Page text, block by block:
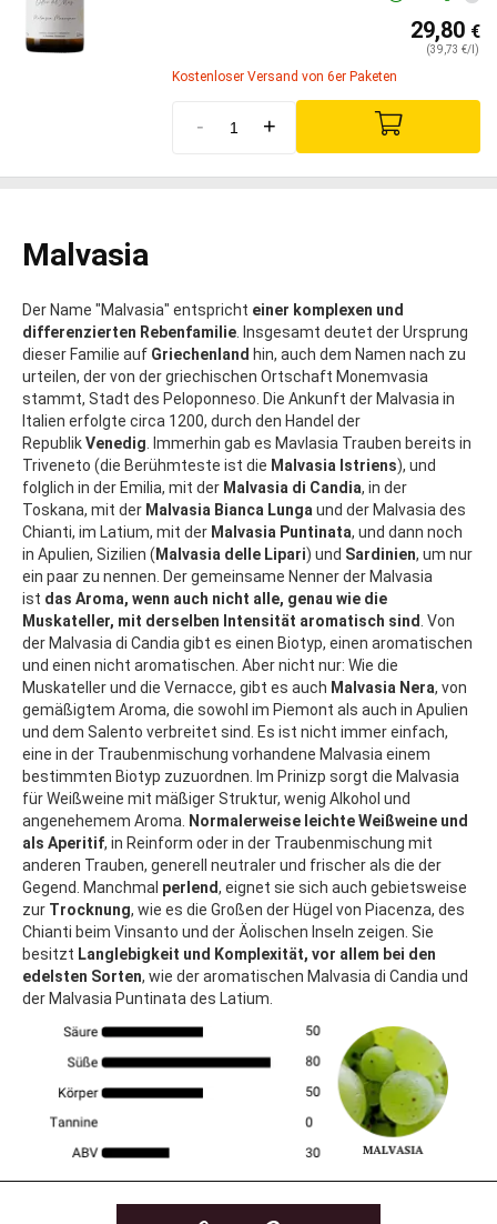
29,80 €
(39,73 €/l)
Kostenloser Versand von 6er Paketen
- +
Malvasia
Der Name "Malvasia" entspricht einer komplexen und
differenzierten Rebenfamilie . Insgesamt deutet der Ursprung
dieser Familie auf Griechenland hin, auch dem Namen nach zu
urteilen, der von der griechischen Ortschaft Monemvasia
stammt, Stadt des Peloponneso. Die Ankunft der Malvasia in
Italien erfolgte circa 1200, durch den Handel der
RepublikVenedig . Immerhin gab es Mavlasia Trauben bereits in
Triveneto (die Berühmteste ist die Malvasia Istriens), und
folglich in der Emilia, mit der Malvasia di Candia, in der
Toskana, mit der Malvasia Bianca Lunga und der Malvasia des
Chianti, im Latium, mit der Malvasia Puntinata, und dann noch
in Apulien, Sizilien ( Malvasia delle Lipari) und Sardinien, um nur
ein paar zu nennen. Der gemeinsame Nenner der Malvasia
ist das Aroma, wenn auch nicht alle, genau wie die
Muskateller, mit derselben Intensität aromatisch sind . Von
der Malvasia di Candia gibt es einen Biotyp, einen aromatischen
und einen nicht aromatischen. Aber nicht nur: Wie die
Muskateller und die Vernacce, gibt es auch Malvasia Nera, von
gemäßigtem Aroma, die sowohl im Piemont als auch in Apulien
und dem Salento verbreitet sind. Es ist nicht immer einfach,
eine in der Traubenmischung vorhandene Malvasia einem
bestimmten Biotyp zuzuordnen. Im Prinizp sorgt die Malvasia
für Weißweine mit mäßiger Struktur, wenig Alkohol und
angenehemem Aroma.
Normalerweise leichte Weißweine und
als Aperitif, in Reinform oder in der Traubenmischung mit
anderen Trauben, generell neutraler und frischer als die der
Gegend. Manchmal perlend, eignet sie sich auch gebietsweise
zur Trocknung, wie es die Großen der Hügel von Piacenza, des
Chianti beim Vinsanto und der Äolischen Inseln zeigen. Sie
besitzt Langlebigkeit und Komplexität, vor allem bei den
edelsten Sorten, wie der aromatischen Malvasia di Candia und
der Malvasia Puntinata des Latium.